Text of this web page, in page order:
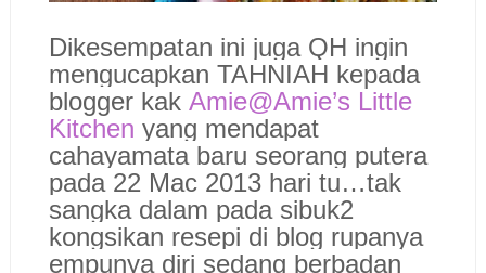
Dikesempatan ini juga QH ingin
mengucapkan TAHNIAH kepada
blogger kak Amie@Amie’s Little
Kitchen yang mendapat
cahayamata baru seorang putera
pada 22 Mac 2013 hari tu…tak
sangka dalam pada sibuk2
kongsikan resepi di blog rupanya
empunya diri sedang berbadan